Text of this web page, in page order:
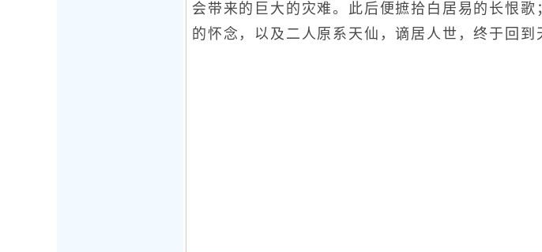
会带来的巨大的灾难。此后便摭拾白居易的长恨歌
的怀念，以及二人原系天仙，谪居人世，终于回到